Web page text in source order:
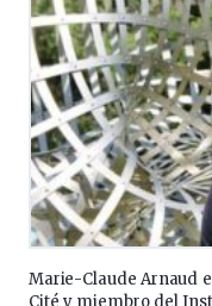
Marie-Claude Arnaud
Cité y miembro del